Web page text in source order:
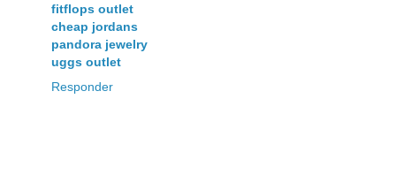
fitflops outlet
cheap jordans
pandora jewelry
uggs outlet
Responder